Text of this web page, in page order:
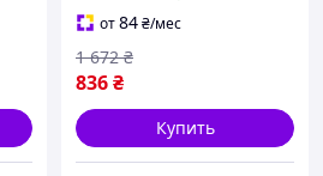
со встроенным
динамиком
от84₴/мес
836₴
1 672 ₴
Купить